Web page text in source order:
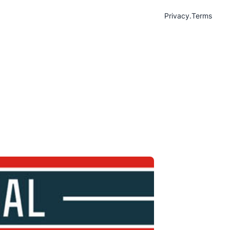
Privacy.Terms
Jadi ‘Anak
for OSH May 12,